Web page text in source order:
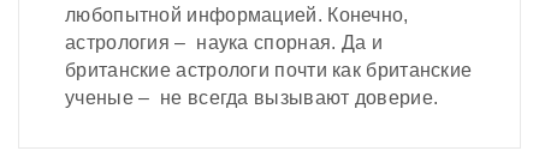
любопытной информацией. Конечно,
астрология – наука спорная. Да и
британские астрологи почти как британские
ученые – не всегда вызывают доверие.